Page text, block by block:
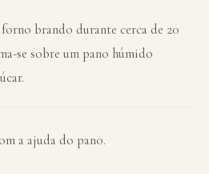
forno brando durante cerca de 20
se sobre um pano húmido
a ajuda do pano.